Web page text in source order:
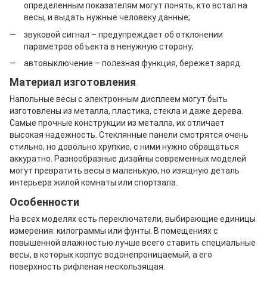
определенным показателям могут понять, кто встал на
весы, и выдать нужные человеку данные;
звуковой сигнал – предупреждает об отклонении
параметров объекта в ненужную сторону;
автовыключение – полезная функция, бережет заряд.
Материал изготовления
Напольные весы с электронным дисплеем могут быть
изготовлены из металла, пластика, стекла и даже дерева.
Самые прочные конструкции из металла, их отличает
высокая надежность. Стеклянные панели смотрятся очень
стильно, но довольно хрупкие, с ними нужно обращаться
аккуратно. Разнообразные дизайны современных моделей
могут превратить весы в маленькую, но изящную деталь
интерьера жилой комнаты или спортзала.
Особенности
На всех моделях есть переключатели, выбирающие единицы
измерения: килограммы или фунты. В помещениях с
повышенной влажностью лучше всего ставить специальные
весы, в которых корпус водонепроницаемый, а его
поверхность рифленая нескользящая.